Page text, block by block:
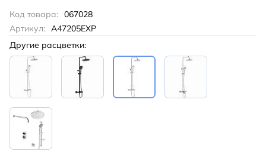
Код товара: 067028
Артикул: A47205EXP
Другие расцветки: